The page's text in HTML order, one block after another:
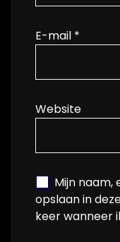
E-mail *
Website
Mijn
opslaan in
keer wanneer